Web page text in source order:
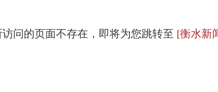
问的页面不存在，即将为您跳转至 [衡水新